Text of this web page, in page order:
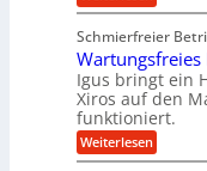
b
u
n
g
e
n
n
b
e
w
e
g
u
n
g
e
e
n
d
M
a
s
c
h
i
z
e
u
g
k
r
e
i
s
K
g
e
l
s
c
h
i
e
Schmierfreier
Igus bringt ein
Xiros auf den
funktioniert.
Weiterlesen:
W